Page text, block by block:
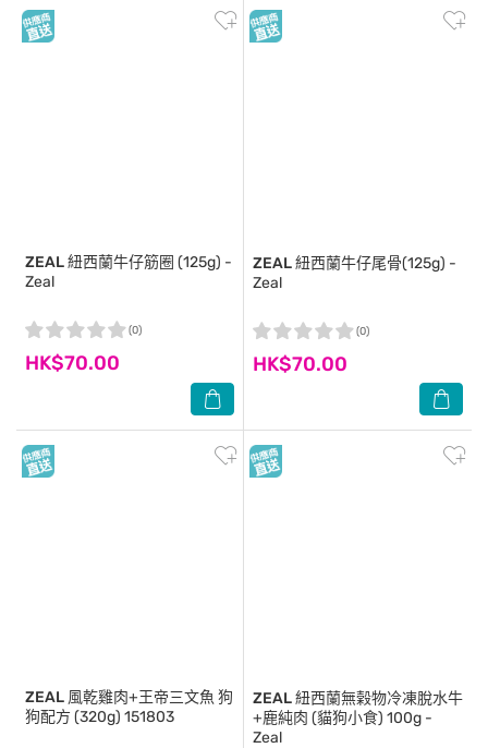
ZEAL紐西蘭牛仔筋圈 (125g) -
Zeal
HK$70.00
(0)
ZEAL紐西蘭牛仔尾骨(125g) -
Zeal
HK$70.00
(0)
ZEAL 風乾雞肉+王帝三文魚 狗
狗配方 (320g) 151803
ZEAL紐西蘭無榖物冷凍脫水牛
+鹿純肉 (貓狗小食) 100g -
Zeal